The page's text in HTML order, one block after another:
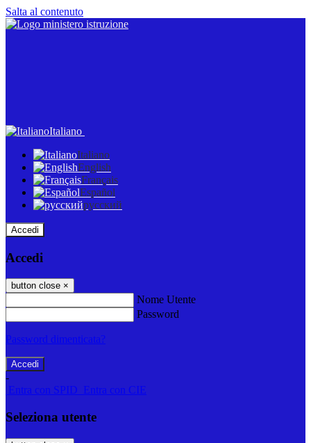
Salta al contenuto
Italiano
Italiano
English
Français
Español
русский
Accedi
Accedi
button close ×
Nome Utente
Password
Password dimenticata?
-
Entra con SPID
Entra con CIE
Seleziona utente